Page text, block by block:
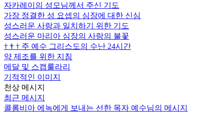
자카레이의 성모님께서 주신 기도
가장 정결한 성 요셉의 심장에 대한 신심
성스러운 사랑과 일치하기 위한 기도
성스러운 마리아 심장의 사랑의 불꽃
† † † 주 예수 그리스도의 수난 24시간
약 제조를 위한 지침
메달 및 스캡룰라리
기적적인 이미지
천상 메시지
최근 메시지
콜롬비아 에녹에게 보내는 선한 목자 예수님의 메시지